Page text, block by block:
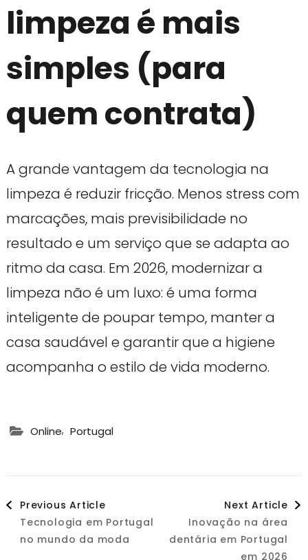
limpeza é mais
simples (para
quem contrata)
A grande vantagem da tecnologia na
limpeza é reduzir fricção. Menos stress com
marcações, mais previsibilidade no
resultado e um serviço que se adapta ao
ritmo da casa. Em 2026, modernizar a
limpeza não é um luxo: é uma forma
inteligente de poupar tempo, manter a
casa saudável e garantir que a higiene
acompanha o estilo de vida moderno.
Online, Portugal
Post
Navigation
Previous Article
Tecnologia em Portugal
no mundo da moda
Next Article
Inovação na área
dentária em Portugal
em 2026